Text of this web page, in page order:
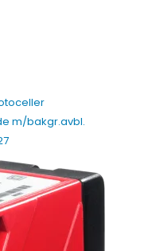
m/bakgr.avbl.